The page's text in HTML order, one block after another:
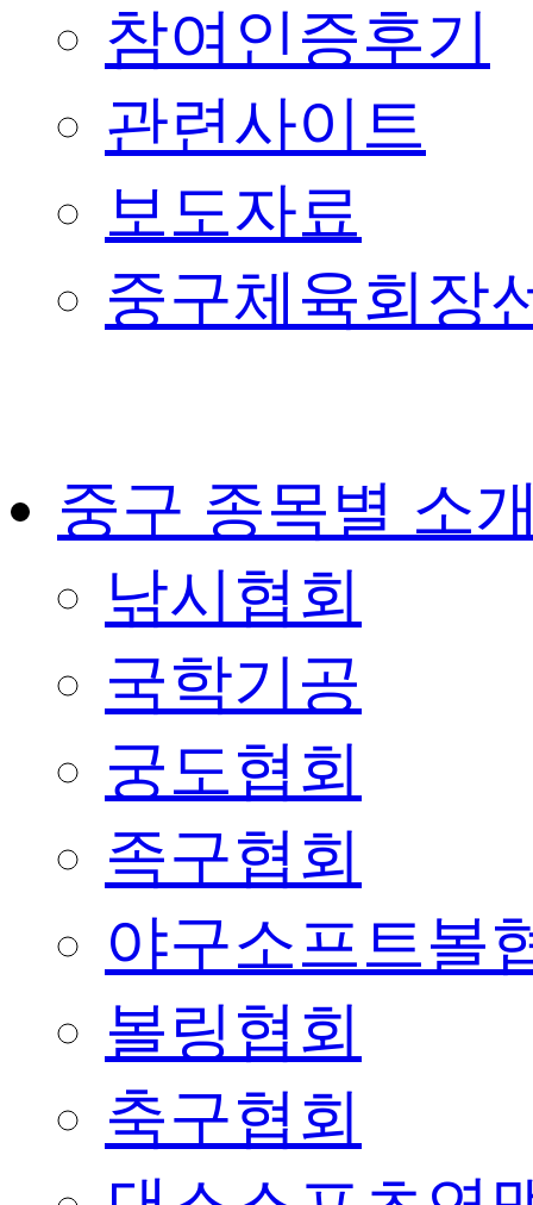
참여인증후기
관련사이트
보도자료
중구체육회장
중구 종목별 소
낚시협회
국학기공
궁도협회
족구협회
야구소프트볼
볼링협회
축구협회